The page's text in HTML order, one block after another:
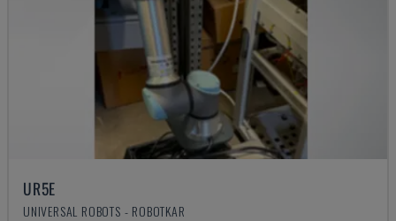
UR5E
UNIVERSAL ROBOTS - ROBOTKAR